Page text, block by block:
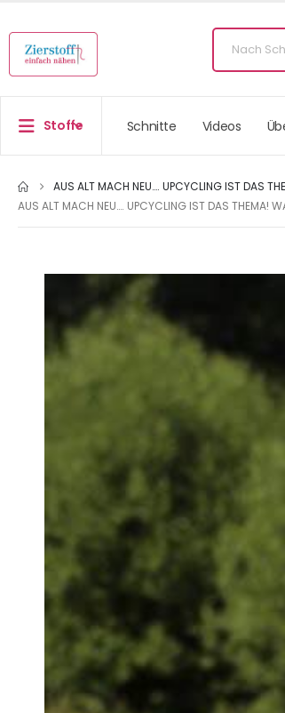
Stoffe Schnitte Videos
AUS ALT MACH NEU…. UPCYCLING IST DAS
AUS ALT MACH NEU…. UPCYCLING IST DAS THEMA!